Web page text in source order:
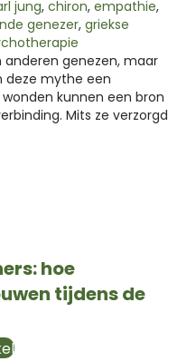
jung, chiron, empathie,
genezer, griekse
anderen genezen, maar
deze mythe een
kunnen een bron
Mits ze verzorgd
hoe
tijdens de